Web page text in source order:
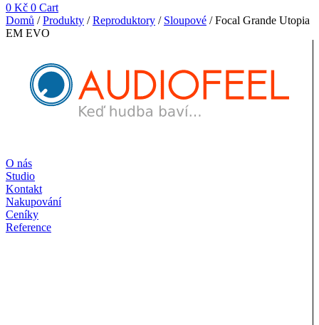
0 Kč 0 Cart
Domů /Produkty /Reproduktory / Sloupové / Focal Grande Utopia
EM EVO
O nás
Studio
Kontakt
Nakupování
Ceníky
Reference